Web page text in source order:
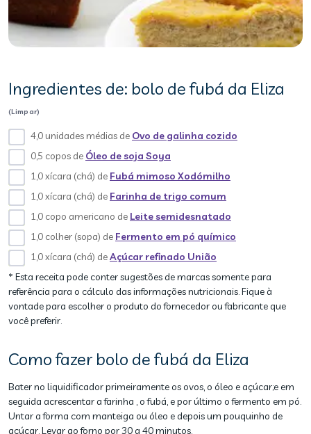
Ingredientes de: bolo de fubá da Eliza
(Limpar)
4,0 unidades médias de Ovo de galinha cozido
0,5 copos de Óleo de soja Soya
1,0 xícara (chá) de Fubá mimoso Xodómilho
1,0 xícara (chá) de Farinha de trigo comum
1,0 copo americano de Leite semidesnatado
1,0 colher (sopa) de Fermento em pó químico
1,0 xícara (chá) deAçúcar refinado União
* Esta receita pode conter sugestões de marcas somente para
referência para o cálculo das informações nutricionais. Fique à
vontade para escolher o produto do fornecedor ou fabricante que
você preferir.
Como fazer bolo de fubá da Eliza
Bater no liquidificador primeiramente os ovos, o óleo e açúcar;e em
seguida acrescentar a farinha , o fubá, e por último o fermento em pó.
Untar a forma com manteiga ou óleo e depois um pouquinho de
açúcar. Levar ao forno por 30 a 40 minutos.